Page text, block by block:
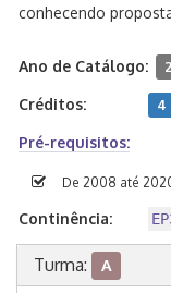
conhecendo
Ano de Catálogo:
Créditos: 4
Pré-requisitos:
De 2008 até
Continência:
Turma: A